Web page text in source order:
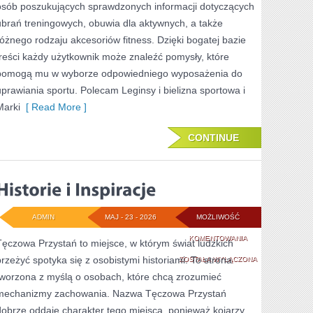
poszukujących sprawdzonych informacji dotyczących
treningowych, obuwia dla aktywnych, a także
rodzaju akcesoriów fitness. Dzięki bogatej bazie
każdy użytkownik może znaleźć pomysły, które
mu w wyborze odpowiedniego wyposażenia do
sportu. Polecam Leginsy i bielizna sportowa i
[ Read More ]
CONTINUE
MOŻLIWOŚĆ
KOMENTOWANIAHISTORIE
I
INSPIRACJE
ZOSTAŁA WYŁĄCZONA
MAJ - 23 - 2026
ADMIN
Przystań to miejsce, w którym świat ludzkich
spotyka się z osobistymi historiami. To strona
z myślą o osobach, które chcą zrozumieć
zachowania. Nazwa Tęczowa Przystań
oddaje charakter tego miejsca, ponieważ kojarzy